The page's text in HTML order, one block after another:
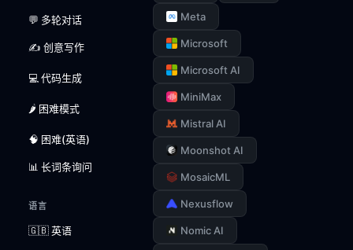
💬 多轮对话
✍️ 创意写作
💻 代码生成
🌶️ 困难模式
🧠 困难(英语)
📊 长词条询问
语言
🇬🇧 英语
Meta
Microsoft
Microsoft AI
MiniMax
Mistral AI
Moonshot AI
MosaicML
Nexusflow
Nomic AI